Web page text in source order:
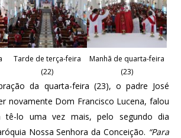
Tarde de terça-feira
(22)
Manhã de quarta-feira
(23)
da quarta-feira (23), o padre José
novamente Dom Francisco Lucena, falou
tê-lo uma vez mais, pelo segundo dia
Nossa Senhora da Conceição. “Para